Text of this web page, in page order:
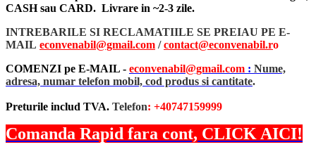
CASH sau CARD. Livrare in ~2-3 zile.
INTREBARILE SI RECLAMATIILE SE PREIAU PE E-
MAIL econvenabil@gmail.com /contact@econvenabil.ro
COMENZI pe E-MAIL - econvenabil@gmail.com : Nume,
adresa, numar telefon mobil, cod produs si cantitate.
Preturile includ TVA. Telefon: +40747159999
Comanda Rapid fara cont, CLICK AICI!